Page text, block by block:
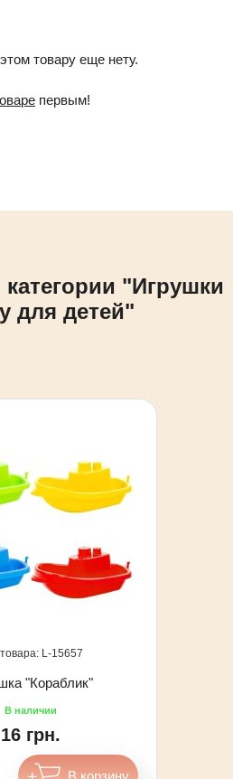
товару еще нету.
первым!
"Игрушки
для детей"
15657
"Кораблик"
16 грн.